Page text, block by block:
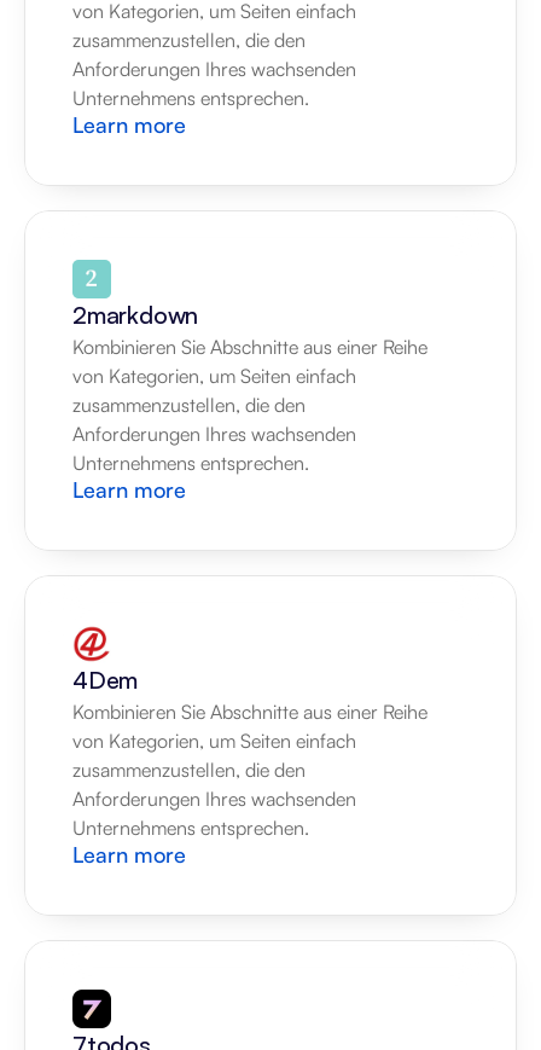
von Kategorien, um Seiten einfach
zusammenzustellen, die den
Anforderungen Ihres wachsenden
Unternehmens entsprechen.
Learn more
2markdown
Kombinieren Sie Abschnitte aus einer Reihe
von Kategorien, um Seiten einfach
zusammenzustellen, die den
Anforderungen Ihres wachsenden
Unternehmens entsprechen.
Learn more
4Dem
Kombinieren Sie Abschnitte aus einer Reihe
von Kategorien, um Seiten einfach
zusammenzustellen, die den
Anforderungen Ihres wachsenden
Unternehmens entsprechen.
Learn more